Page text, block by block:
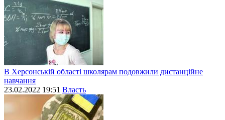
В Херсонській області школярам подовжили дистанційне
навчання
23.02.2022 19:51 Власть